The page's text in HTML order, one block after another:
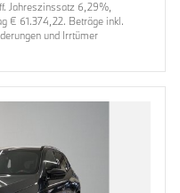
Jahreszinssatz 6,29%,
€ 61.374,22. Beträge inkl.
und Irrtümer